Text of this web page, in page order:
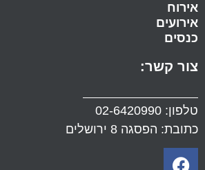
אירוח
אירועים
כנסים
צור קשר:
טלפון: 02-6420990
כתובת: הפסגה 8 ירושלים